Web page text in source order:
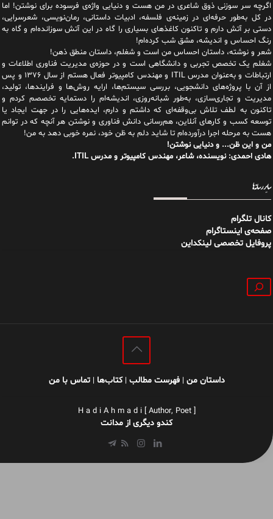
اگرچه سر سوزنی ذوق شاعری در من هست و دنیایی واژه‌‌ی فرسوده برای نوشتن! اما
در کل به‌طور حرفه‌ای در زمینه‌ی فلسفه، ادبیات داستانی، رمان‌نویسی، شعرسرایی،
دستی بر آتش دارم و تاکنون کاغذهای بسیاری را گاه در این آتش سوزانده‌ام و گاه به
رنگ احساس و اندیشه، مشق شب کرده‌ام!
شعر و نوشته، داستان احساس من است و شغلم، داستان منطق ذهن!
شغلم یک تخصص تجربی و دانشگاهی است و در حوزه‌ی مدیریت فناوری اطلاعات و
ارتباطات و به‌عنوان مدرس ITIL و مهندس کامپیوتر فعال هستم از سال ۱۳۷۶ و پس
از آن با پروژه‌های دانشجویی، بررسی سیستم‌ها، ارایه روش‌ها و فرایندها، تولید،
مدیریت و تجاری‌سازی، به‌طور شبانه‌روزی، اندیشه‌ام را دستمایه تخصصم کردم و
تاکنون به لطف تلاش بی‌وقفه‌ای که داشتم و دارم، اید‌ه‌هایی را در جهت ایجاد یا
توسعه کسب و کارهای آنلاین، هم‌رسانی دانش فناوری و نوشتن هر آنچه که در توانم
هست به مرحله اجرا درآورده‌ام تا شاید دلم به ظن خود، نمره خوبی دهد به من!
من و این ظن... و دنیایی نوشتن!
هادی احمدی: نویسنده، شاعر، مهندس کامپیوتر و مدرس ITIL.
سایر رسانه‌ها
کانال تلگرام
صفحه‌ی اینستاگرام
پروفایل تخصصی لینکداین
جستجو
داستان من |فهرست مطالب |کتاب‌ها |تماس با من
H a d i A h m a d i [ Author, Poet ]
کندو دیگری از مدانت